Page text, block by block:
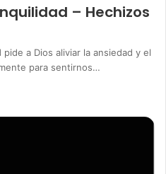
– Hechizos
a Dios aliviar la ansiedad y el
para sentirnos…